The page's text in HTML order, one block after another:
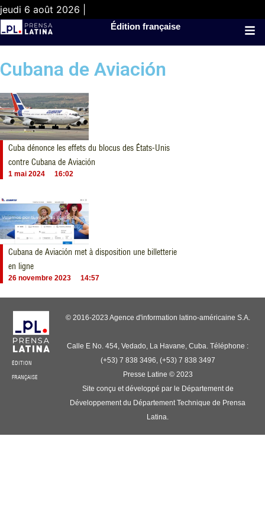
jeudi 6 août 2026 |
Édition française
Cubana de Aviación
Cuba dénonce les effets du blocus des États-Unis
contre Cubana de Aviación
1 mai 2024 16:02
Cubana de Aviación met à disposition une billetterie
en ligne
26 novembre 2023 14:57
ÉDITION
FRANÇAISE
© 2016-2023 Agence d'information latino-américaine S.A.
Calle E No. 454, Vedado, La Havane, Cuba. Téléphone :
(+53) 7 838 3496, (+53) 7 838 3497
Presse Latine © 2023
Site conçu et développé par le Département de
Développement du Département Technique de Prensa
Latina.